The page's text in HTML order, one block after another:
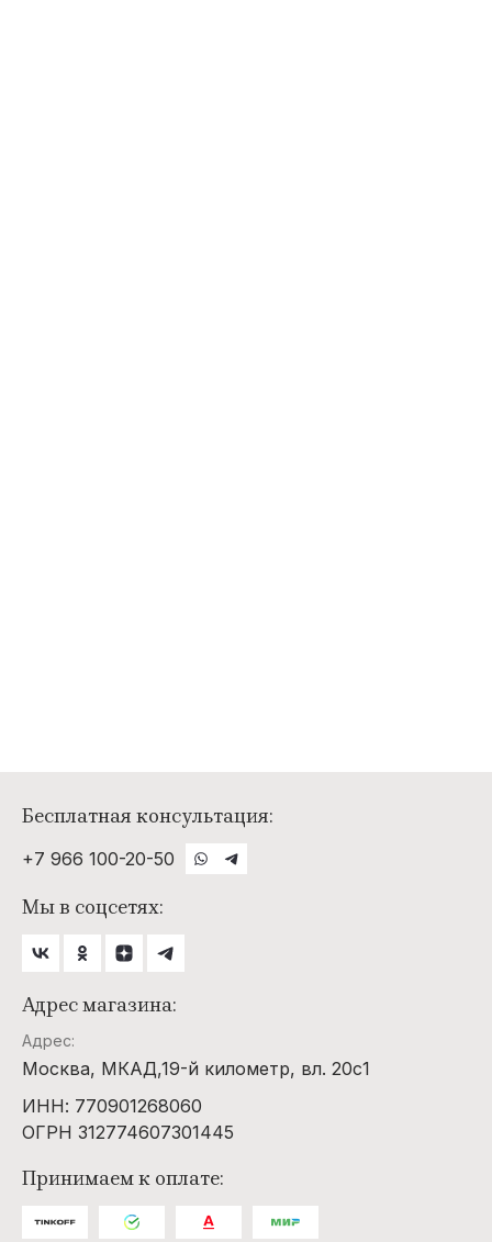
Бесплатная консультация:
+7 966 100-20-50
Мы в соцсетях:
Адрес магазина:
Адрес:
Москва, МКАД,19-й километр, вл. 20с1
ИНН: 770901268060
ОГРН 312774607301445
Принимаем к оплате: